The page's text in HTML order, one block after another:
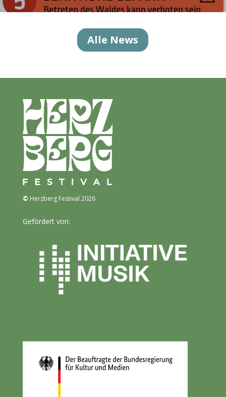
Alle News
© Herzberg Festival 2026
Gefördert von: